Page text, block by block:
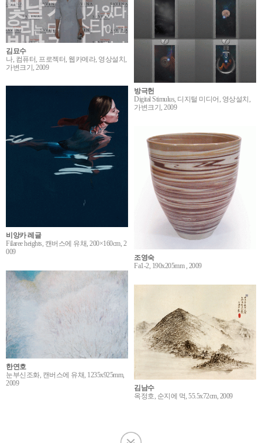
김묘수
나, 컴퓨터, 프로젝터, 웹카메라, 영상설치,
가변크기, 2009
방극헌
Digital Stimulus, 디지털 미디어, 영상설치,
가변크기, 2009
비앙카 레글
Filaree heights, 캔버스에 유채, 200×160cm, 2
009
조영숙
Fa1-2, 190x205mm , 2009
한연호
눈부신조화, 캔버스에 유채, 1235x925mm,
2009
김남수
옥정호, 순지에 먹, 55.5x72cm, 2009